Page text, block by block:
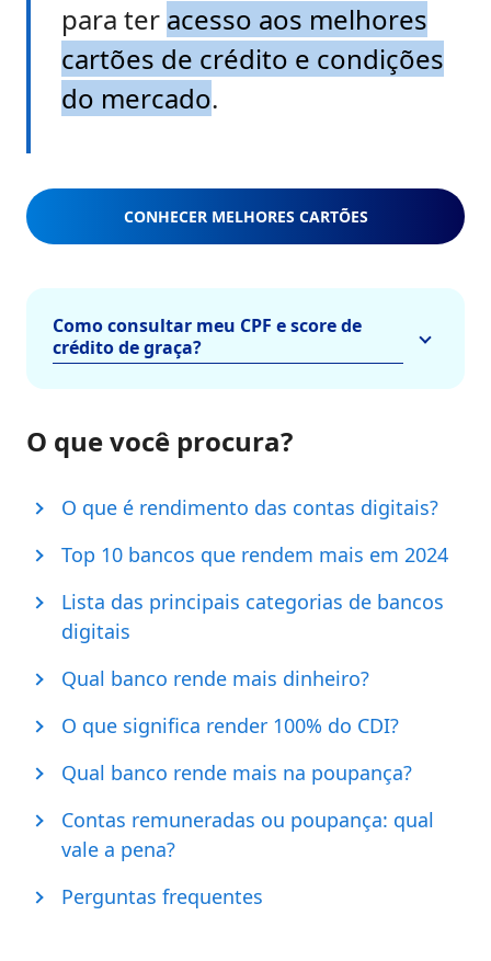
para ter acesso aos melhores
cartões de crédito e condições
do mercado.
CONHECER MELHORES CARTÕES
Como consultar meu CPF e score de
crédito de graça?
O que você procura?
O que é rendimento das contas digitais?
Top 10 bancos que rendem mais em 2024
Lista das principais categorias de bancos
digitais
Qual banco rende mais dinheiro?
O que significa render 100% do CDI?
Qual banco rende mais na poupança?
Contas remuneradas ou poupança: qual
vale a pena?
Perguntas frequentes